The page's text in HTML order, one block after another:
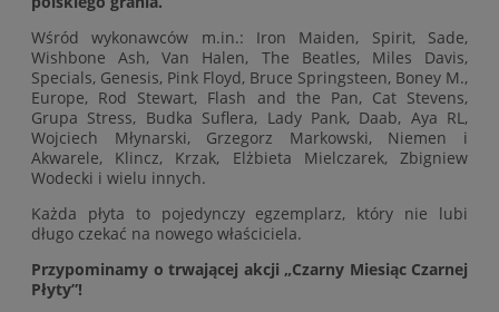
Wśród wykonawców m.in.: Iron Maiden, Spirit, Sade,
Wishbone Ash, Van Halen, The Beatles, Miles Davis,
Specials, Genesis, Pink Floyd, Bruce Springsteen, Boney M.,
Europe, Rod Stewart, Flash and the Pan, Cat Stevens,
Grupa Stress, Budka Suflera, Lady Pank, Daab, Aya RL,
Wojciech Młynarski, Grzegorz Markowski, Niemen i
Akwarele, Klincz, Krzak, Elżbieta Mielczarek, Zbigniew
Wodecki i wielu innych.
Każda płyta to pojedynczy egzemplarz, który nie lubi
długo czekać na nowego właściciela.
Przypominamy o trwającej akcji „Czarny Miesiąc Czarnej
Płyty”!